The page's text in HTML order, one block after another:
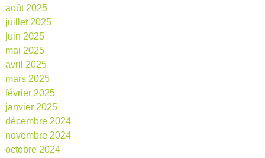
août 2025
juillet 2025
juin 2025
mai 2025
avril 2025
mars 2025
février 2025
janvier 2025
décembre 2024
novembre 2024
octobre 2024